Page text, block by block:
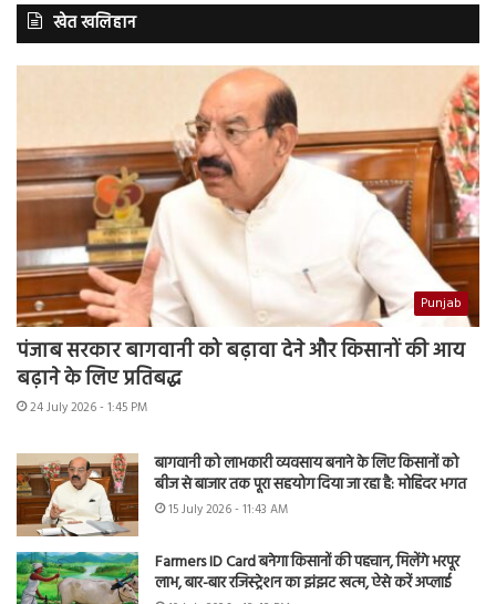
खेत खलिहान
Punjab
पंजाब सरकार बागवानी को बढ़ावा देने और किसानों की आय
बढ़ाने के लिए प्रतिबद्ध
24 July 2026 - 1:45 PM
बागवानी को लाभकारी व्यवसाय बनाने के लिए किसानों को
बीज से बाजार तक पूरा सहयोग दिया जा रहा है: मोहिंदर भगत
15 July 2026 - 11:43 AM
Farmers ID Card बनेगा किसानों की पहचान, मिलेंगे भरपूर
लाभ, बार-बार रजिस्ट्रेशन का झंझट खत्म, ऐसे करें अप्लाई